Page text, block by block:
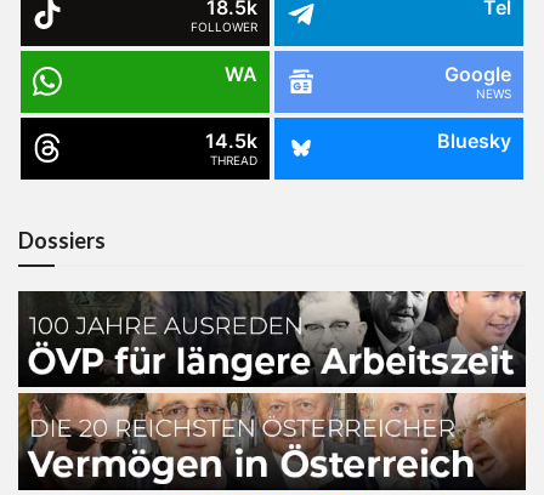
18.5k
FOLLOWER
Tel
WA Google
NEWS
14.5k
THREAD
Bluesky
Dossiers